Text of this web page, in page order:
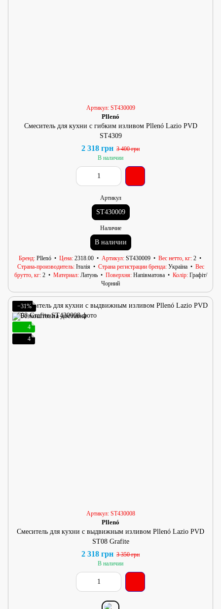
Артикул: ST430009
Pllenó
Смеситель для кухни с гибким изливом Pllenó Lazio PVD
ST4309
2 318 грн 3 400 грн
В наличии
Артикул
ST430009
Наличие
В наличии
Бренд Pllenó Цена 2318.00 Артикул ST430009 Вес нетто, кг 2
Страна-производитель Італія Страна регистрации бренда Україна
Вес
брутто, кг 2 Материал Латунь Поверхня Напівматова Колір Графіт/
Чорний
−31%
4
4
Артикул: ST430008
Pllenó
Смеситель для кухни с выдвижным изливом Pllenó Lazio PVD
ST08 Grafite
2 318 грн 3 350 грн
В наличии